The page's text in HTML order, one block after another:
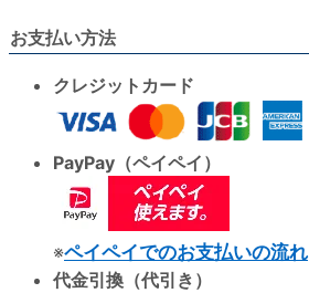
お支払い方法
クレジットカード
PayPay（ペイペイ）
※ペイペイでのお支払いの流れ
代金引換（代引き）